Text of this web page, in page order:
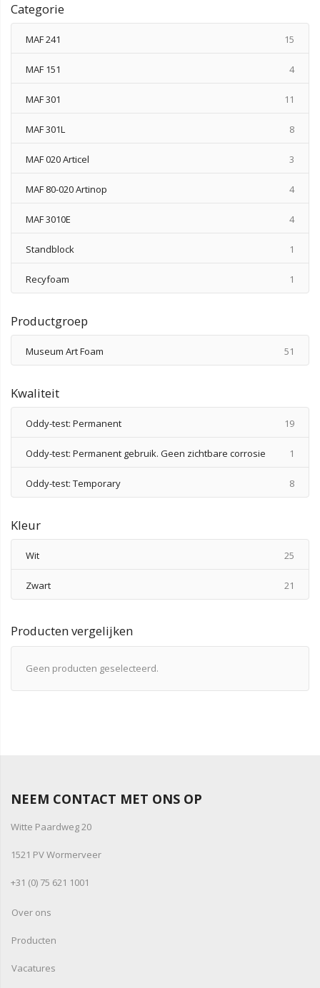
Categorie
MAF 241 15
MAF 151 4
MAF 301 11
MAF 301L 8
MAF 020 Articel 3
MAF 80-020 Artinop 4
MAF 3010E 4
Standblock 1
Recyfoam 1
Productgroep
Museum Art Foam 51
Kwaliteit
Oddy-test: Permanent 19
Oddy-test: Permanent gebruik. Geen zichtbare corrosie 1
Oddy-test: Temporary 8
Kleur
Wit 25
Zwart 21
Producten vergelijken
Geen producten geselecteerd.
NEEM CONTACT MET ONS OP
Witte Paardweg 20
1521 PV Wormerveer
+31 (0) 75 621 1001
Over ons
Producten
Vacatures